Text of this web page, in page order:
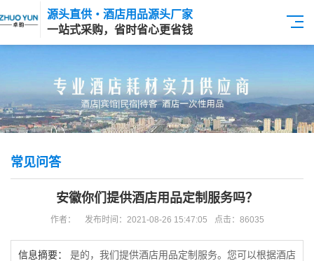
源头直供・酒店用品源头厂家
一站式采购，省时省心更省钱
常见问答
安徽你们提供酒店用品定制服务吗？
作者： 发布时间：2021-08-26 15:47:05 点击：86035
信息摘要： 是的，我们提供酒店用品定制服务。您可以根据酒店